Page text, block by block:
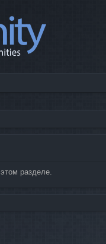
разделе.